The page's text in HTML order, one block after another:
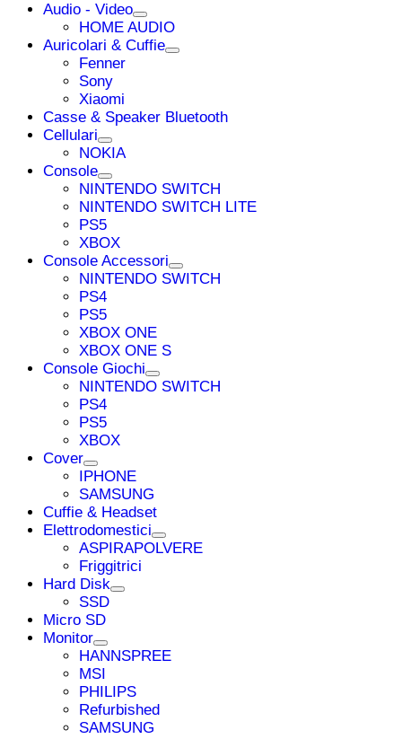
Audio - Video
HOME AUDIO
Auricolari & Cuffie
Fenner
Sony
Xiaomi
Casse & Speaker Bluetooth
Cellulari
NOKIA
Console
NINTENDO SWITCH
NINTENDO SWITCH LITE
PS5
XBOX
Console Accessori
NINTENDO SWITCH
PS4
PS5
XBOX ONE
XBOX ONE S
Console Giochi
NINTENDO SWITCH
PS4
PS5
XBOX
Cover
IPHONE
SAMSUNG
Cuffie & Headset
Elettrodomestici
ASPIRAPOLVERE
Friggitrici
Hard Disk
SSD
Micro SD
Monitor
HANNSPREE
MSI
PHILIPS
Refurbished
SAMSUNG